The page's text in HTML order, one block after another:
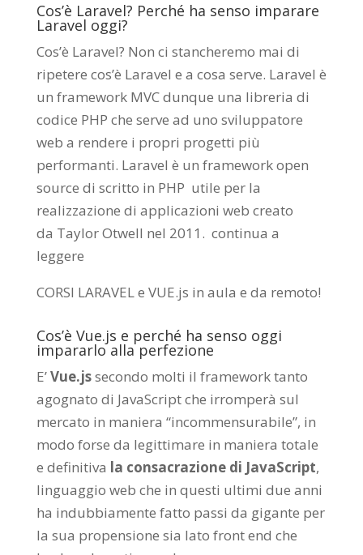
Cos’è Laravel? Perché ha senso imparare
Laravel oggi?
Cos’è Laravel? Non ci stancheremo mai di
ripetere cos’è Laravel e a cosa serve. Laravel è
un framework MVC dunque una libreria di
codice PHP che serve ad uno sviluppatore
web a rendere i propri progetti più
performanti. Laravel è un framework open
source di scritto in PHP utile per la
realizzazione di applicazioni web creato
da Taylor Otwell nel 2011. continua a
leggere
CORSI LARAVEL e VUE.js in aula e da remoto!
Cos’è Vue.js e perché ha senso oggi
impararlo alla perfezione
E’Vue.jssecondo molti il framework tanto
agognato di JavaScript che irromperà sul
mercato in maniera “incommensurabile”, in
modo forse da legittimare in maniera totale
e definitiva la consacrazione di JavaScript,
linguaggio web che in questi ultimi due anni
ha indubbiamente fatto passi da gigante per
la sua propensione sia lato front end che